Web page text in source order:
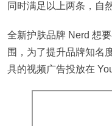
同时满足以上两条，自
全新护肤品牌 Nerd 想
围，为了提升品牌知名
具的视频广告投放在